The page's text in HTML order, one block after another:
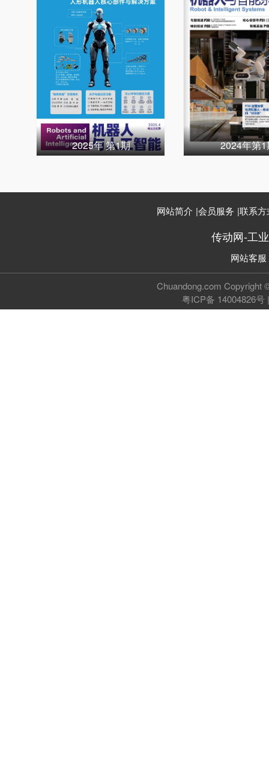
2025年 第1期 2024年第
网站简介 |会员服务 |联系方
传动网-工
网站客服
Chuandong.com Copyright
粤ICP备 14004826号